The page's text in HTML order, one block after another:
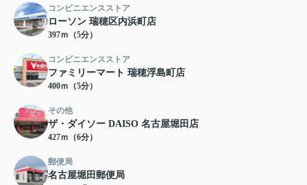
コンビニエンスストア
ローソン 瑞穂区内浜町店
397ｍ（5分）
コンビニエンスストア
ファミリーマート 瑞穂浮島町店
400ｍ（5分）
その他
ザ・ダイソー DAISO 名古屋堀田店
427ｍ（6分）
郵便局
名古屋堀田郵便局